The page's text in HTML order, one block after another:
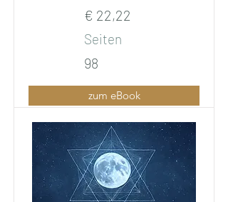
€ 22,22
Seiten
98
zum eBook